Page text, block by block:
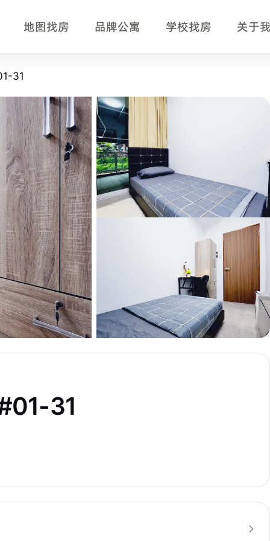
地图找房 品牌公寓 学校找房 关于
事实摘要
型，适合正在比较新加坡单间、公寓房型、月租、入住时间
、Singapore University of Social Sciences。
31
31